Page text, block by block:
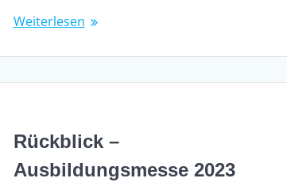
Weiterlesen
Rückblick –
Ausbildungsmesse 2023